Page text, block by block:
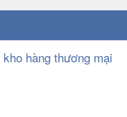
hàng thương mại